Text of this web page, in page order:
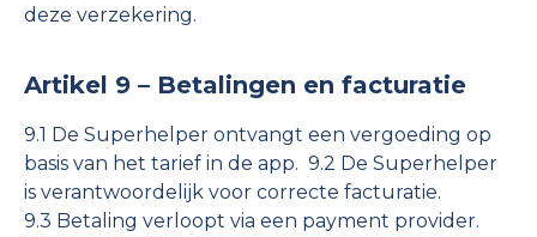
deze verzekering.
Artikel 9 – Betalingen en facturatie
9.1 De Superhelper ontvangt een vergoeding op
basis van het tarief in de app. 9.2 De Superhelper
is verantwoordelijk voor correcte facturatie.
9.3 Betaling verloopt via een payment provider.